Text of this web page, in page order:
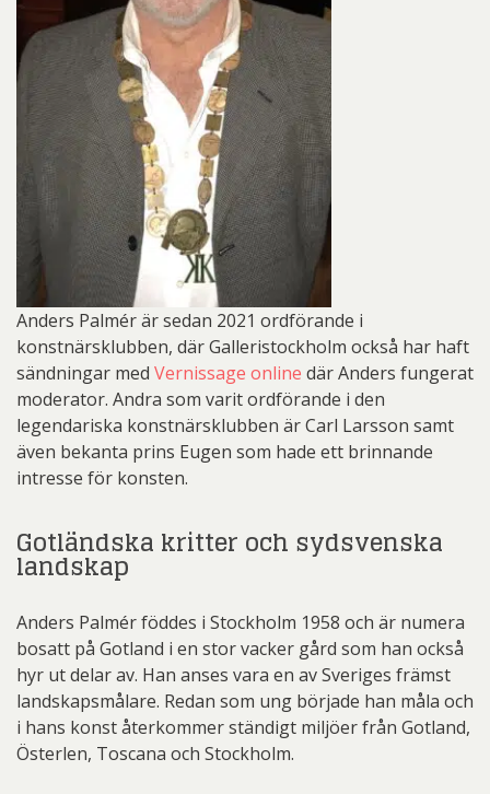
Anders Palmér är sedan 2021 ordförande i
konstnärsklubben, där Galleristockholm också har haft
sändningar med Vernissage online där Anders fungerat
moderator. Andra som varit ordförande i den
legendariska konstnärsklubben är Carl Larsson samt
även bekanta prins Eugen som hade ett brinnande
intresse för konsten.
Gotländska kritter och sydsvenska
landskap
Anders Palmér föddes i Stockholm 1958 och är numera
bosatt på Gotland i en stor vacker gård som han också
hyr ut delar av. Han anses vara en av Sveriges främst
landskapsmålare. Redan som ung började han måla och
i hans konst återkommer ständigt miljöer från Gotland,
Österlen, Toscana och Stockholm.